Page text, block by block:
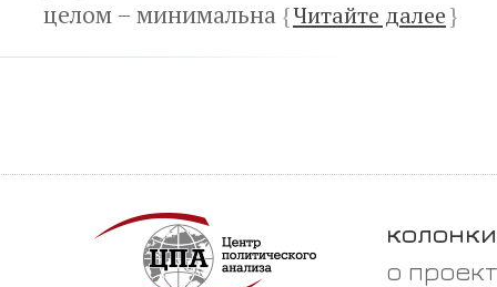
целом – минимальна {Читайте далее}
колонки
о